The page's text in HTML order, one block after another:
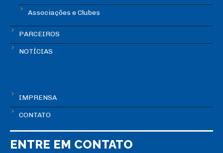
Associações e Clubes
PARCEIROS
NOTÍCIAS
IMPRENSA
CONTATO
ENTRE EM CONTATO